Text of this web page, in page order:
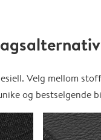
Velg mellom
og bestselgende